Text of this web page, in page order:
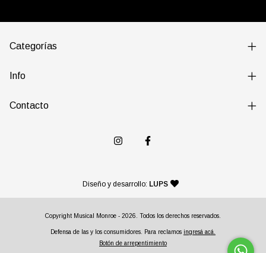
Categorías
Info
Contacto
Diseño y desarrollo: LUPS — agencia de diseño y
Copyright Musical Monroe - 2026. Todos los derechos reservados.
Defensa de las y los consumidores. Para reclamos ingresá acá.
Botón de arrepentimiento